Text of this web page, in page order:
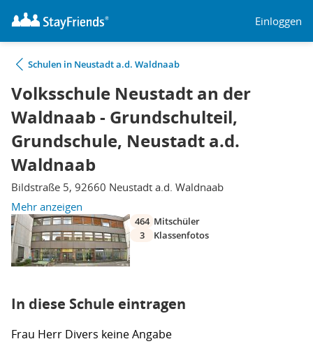
Einloggen
Schulen in Neustadt a.d. Waldnaab
Volksschule Neustadt an der
Waldnaab - Grundschulteil,
Grundschule, Neustadt a.d.
Waldnaab
Bildstraße 5, 92660 Neustadt a.d. Waldnaab
Mehr anzeigen
464 Mitschüler
3
Klassenfotos
In diese Schule eintragen
Frau Herr Divers keine Angabe